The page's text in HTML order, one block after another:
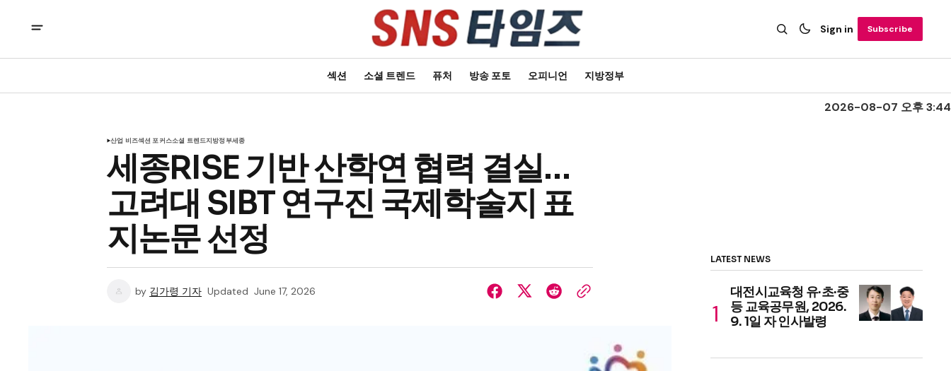
Sign in Subscribe
섹션 소셜 트렌드 퓨처 방송 포토 오피니언 지방정부
2026-08-07 오후 3:44
산업 비즈섹션 포커스소셜 트렌드지방정부세종
세종RISE 기반 산학연 협력 결실…
고려대 SIBT 연구진 국제학술지 표
지논문 선정
by 김가령 기자 Updated June 17, 2026
LATEST NEWS
대전시교육청 유·초·중
등 교육공무원, 2026.
9. 1일 자 인사발령